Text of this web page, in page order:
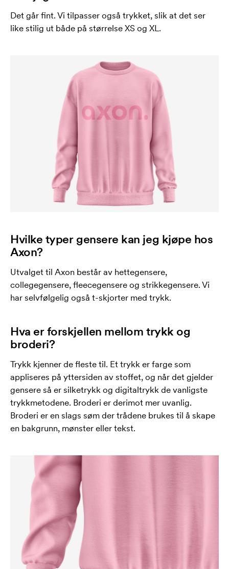
Det går fint. Vi tilpasser også trykket, slik at det ser
like stilig ut både på størrelse XS og XL.
Hvilke typer gensere kan jeg kjøpe hos
Axon?
Utvalget til Axon består av hettegensere,
collegegensere, fleecegensere og strikkegensere. Vi
har selvfølgelig også t-skjorter med trykk.
Hva er forskjellen mellom trykk og
broderi?
Trykk kjenner de fleste til. Et trykk er farge som
appliseres på yttersiden av stoffet, og når det gjelder
gensere så er silketrykk og digitaltrykk de vanligste
trykkmetodene. Broderi er derimot mer uvanlig.
Broderi er en slags søm der trådene brukes til å skape
en bakgrunn, mønster eller tekst.